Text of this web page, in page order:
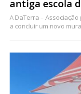
antiga escola
A DaTerra –
a concluir um novo